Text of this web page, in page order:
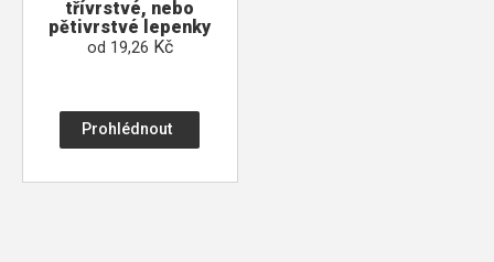
třívrstvé, nebo
pětivrstvé lepenky
od 19,26 Kč
Prohlédnout